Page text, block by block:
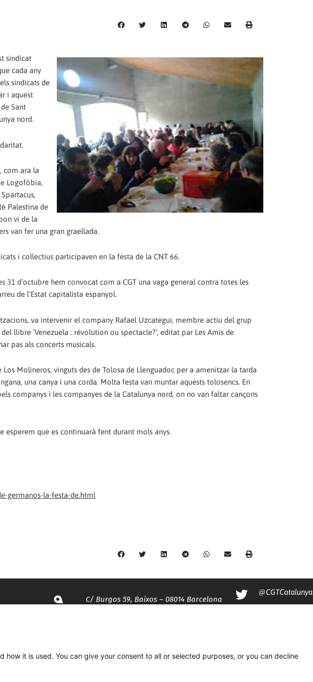
sindicat
cada any
sindicats de
i aquest
Sant
nord.
com ara la
Logofòbia,
Palestina de
vi de la
van fer una gran graellada.
i col·lectius participaven en la festa de la CNT 66.
d’octubre hem convocat com a CGT una vaga general contra totes les
de l’Estat capitalista espanyol.
va intervenir el company Rafael Uzcategui, membre actiu del grup
llibre ‘Venezuela : révolution ou spectacle?’, editat par Les Amis de
pas als concerts musicals.
Molineros, vinguts des de Tolosa de Llenguadoc per a amenitzar la tarda
una canya i una corda. Molta festa van muntar aquests tolosencs. En
companys i les companyes de la Catalunya nord, on no van faltar cançons
que es continuarà fent durant mols anys.
germanos-la-festa-de.html
C/ Burgos 59, Baixos – 08014 Barcelona
935 120 481
@CGTCatalunya
it is used. You can give your consent to all or selected purposes, or you can decline